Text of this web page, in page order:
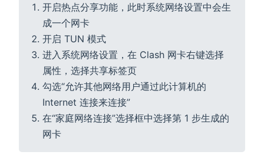
开启热点分享功能，此时系统网络设置中会生
成一个网卡
开启 TUN 模式
进入系统网络设置，在 Clash 网卡右键选择
属性，选择共享标签页
勾选“允许其他网络用户通过此计算机的
Internet 连接来连接”
在“家庭网络连接”选择框中选择第 1 步生成的
网卡